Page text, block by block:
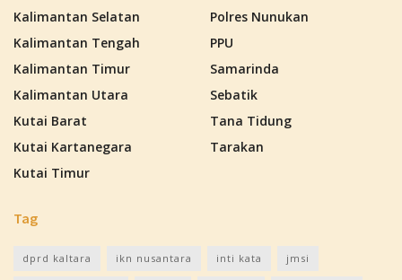
Kalimantan Selatan
Kalimantan Tengah
Kalimantan Timur
Kalimantan Utara
Kutai Barat
Kutai Kartanegara
Kutai Timur
Polres Nunukan
PPU
Samarinda
Sebatik
Tana Tidung
Tarakan
Tag
dprd kaltara ikn nusantara inti kata jmsi